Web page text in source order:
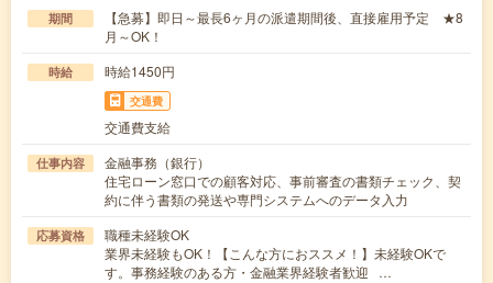
期間
【急募】即日～最長6ヶ月の派遣期間後、直接雇用予定 ★8
月～OK！
時給 時給1450円
交通費
交通費支給
仕事内容
金融事務（銀行）
住宅ローン窓口での顧客対応、事前審査の書類チェック、契
約に伴う書類の発送や専門システムへのデータ入力
応募資格
職種未経験OK
業界未経験もOK！【こんな方におススメ！】未経験OKで
す。事務経験のある方・金融業界経験者歓迎 …